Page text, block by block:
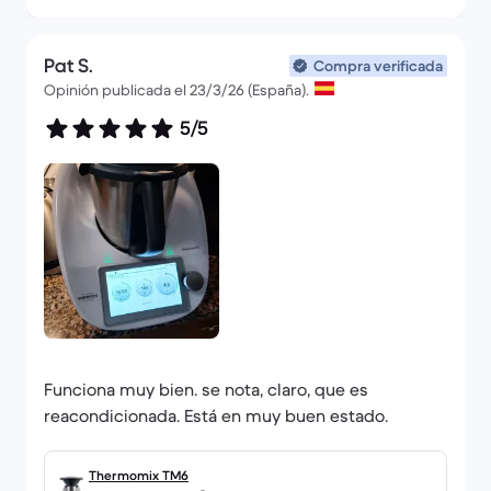
Pat S.
Compra verificada
Opinión publicada el 23/3/26 (España).
5/5
Funciona muy bien. se nota, claro, que es
reacondicionada. Está en muy buen estado.
Thermomix TM6